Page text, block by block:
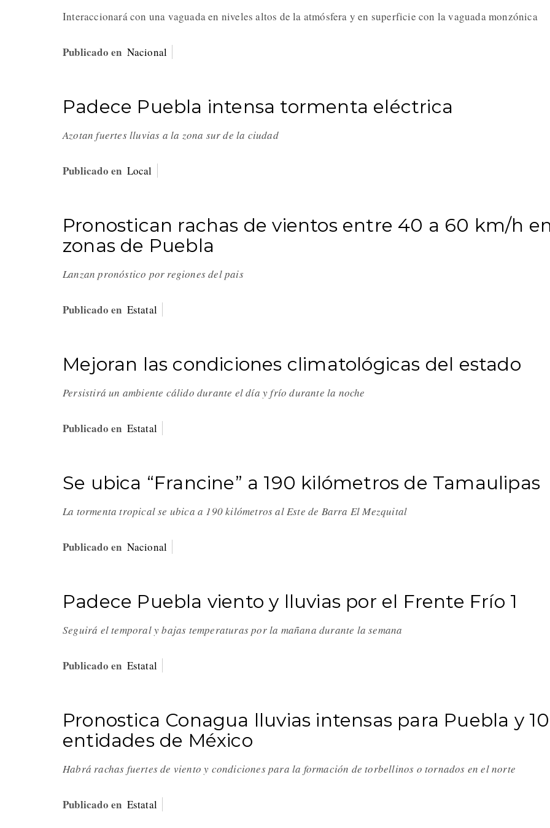
Interaccionará con una vaguada en niveles altos de la atmósfera y en superficie con la vaguada monzónica
Publicado en Nacional
Padece Puebla intensa tormenta eléctrica
Azotan fuertes lluvias a la zona sur de la ciudad
Publicado en Local
Pronostican rachas de vientos entre 40 a 60 km/h
zonas de Puebla
Lanzan pronóstico por regiones del pais
Publicado en Estatal
Mejoran las condiciones climatológicas del estado
Persistirá un ambiente cálido durante el día y frío durante la noche
Publicado en Estatal
Se ubica “Francine” a 190 kilómetros de Tamaulipas
La tormenta tropical se ubica a 190 kilómetros al Este de Barra El Mezquital
Publicado en Nacional
Padece Puebla viento y lluvias por el Frente Frío 1
Seguirá el temporal y bajas temperaturas por la mañana durante la semana
Publicado en Estatal
Pronostica Conagua lluvias intensas para Puebla y 10
entidades de México
Habrá rachas fuertes de viento y condiciones para la formación de torbellinos o tornados en el norte
Publicado en Estatal